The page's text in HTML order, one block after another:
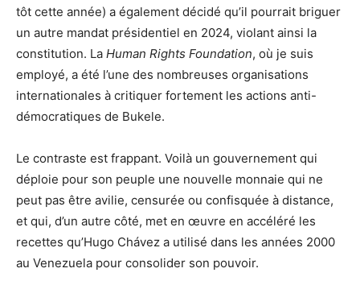
tôt cette année) a également décidé qu’il pourrait briguer
un autre mandat présidentiel en 2024, violant ainsi la
constitution. La Human Rights Foundation, où je suis
employé, a été l’une des nombreuses organisations
internationales à critiquer fortement les actions anti-
démocratiques de Bukele.
Le contraste est frappant. Voilà un gouvernement qui
déploie pour son peuple une nouvelle monnaie qui ne
peut pas être avilie, censurée ou confisquée à distance,
et qui, d’un autre côté, met en œuvre en accéléré les
recettes qu’Hugo Chávez a utilisé dans les années 2000
au Venezuela pour consolider son pouvoir.